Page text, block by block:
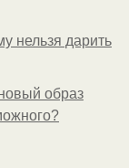
нельзя дарить
образ